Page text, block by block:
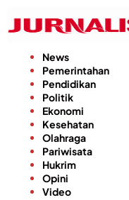
konten
News
Pemerintahan
Pendidikan
Politik
Ekonomi
Kesehatan
Olahraga
Pariwisata
Hukrim
Opini
Video